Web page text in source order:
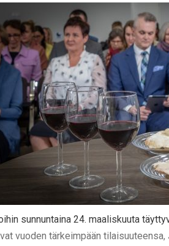
sunnuntaina 24. maaliskuuta
vuoden tärkeimpään